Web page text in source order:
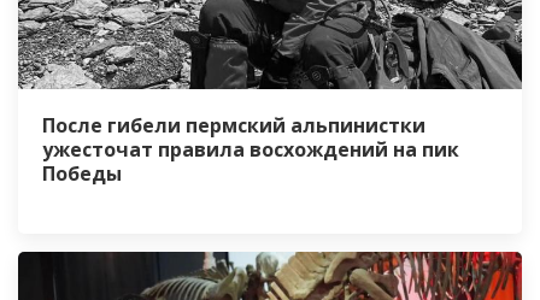
После гибели пермский альпинистки
ужесточат правила восхождений на пик
Победы